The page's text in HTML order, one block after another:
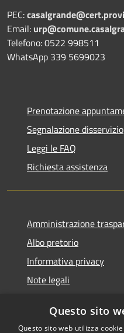
PEC:
Email:
Telefono: 0522 998511
WhatsApp 339 5699023
Prenotazione
Segnalazione disservizio
Leggi le FAQ
Richiesta assistenza
Amministrazione
Albo pretorio
Informativa privacy
Note legali
Piano di miglioramento
Questo sito
Questo sito web utilizza